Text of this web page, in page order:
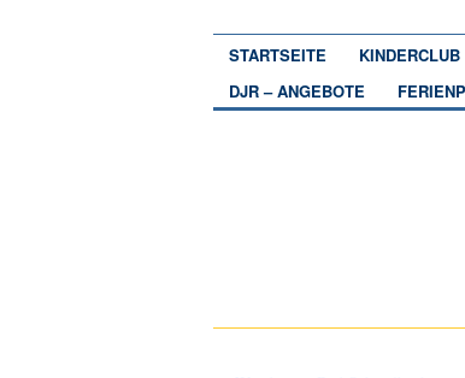
STARTSEITE KINDERCLUB
DJR – ANGEBOTE